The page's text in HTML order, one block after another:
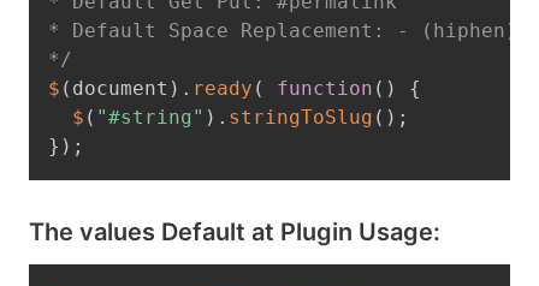
* Default Space Replacement: - (hiphen)
*/
$ ( document ) . ready ( function ( )
{
$ ( "#string" ) . stringToSlug ( ) ;
} ) ;
The values Default at Plugin Usage: